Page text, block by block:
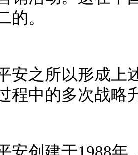
的。
安之所以形成上
程中的多次战略